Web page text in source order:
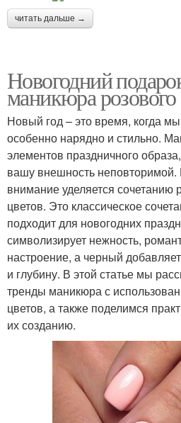
читать дальше →
Новогодний
маникюра
Новый год – это время, когда
особенно нарядно и стильно.
элементов праздничного
вашу внешность неповторимой.
внимание уделяется сочетанию
цветов. Это классическое
подходит для новогодних
символизирует нежность,
настроение, а черный добавляет
и глубину. В этой статье мы
тренды маникюра с
цветов, а также поделимся
их созданию.